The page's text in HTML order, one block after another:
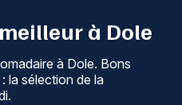
à Dole
à Dole. Bons
la sélection de la